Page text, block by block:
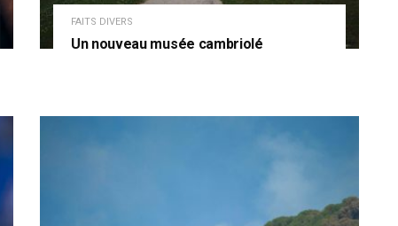
FAITS DIVERS
Un nouveau musée cambriolé